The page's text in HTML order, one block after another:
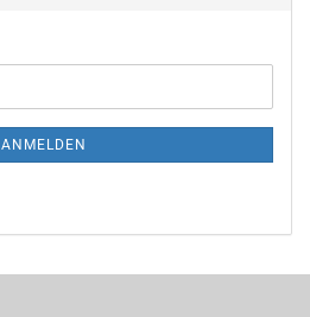
ANMELDEN